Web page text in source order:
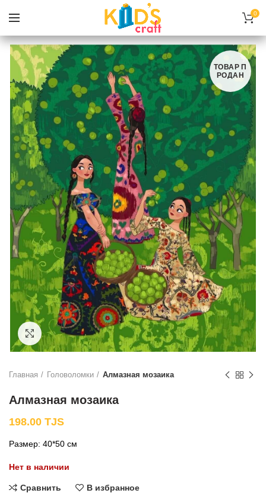
0
ТОВАР П
РОДАН
Нажмите, чтобы увеличить
Главная Головоломки Алмазная мозаика
Алмазная мозаика
198.00 TJS
Размер: 40*50 см
Нет в наличии
Сравнить В избранное